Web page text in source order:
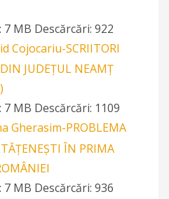
7 MB Descărcări: 922
Cojocariu-SCRIITORI
JUDEȚUL NEAMȚ
7 MB Descărcări: 1109
Gherasim-PROBLEMA
ÎN PRIMA
7 MB Descărcări: 936